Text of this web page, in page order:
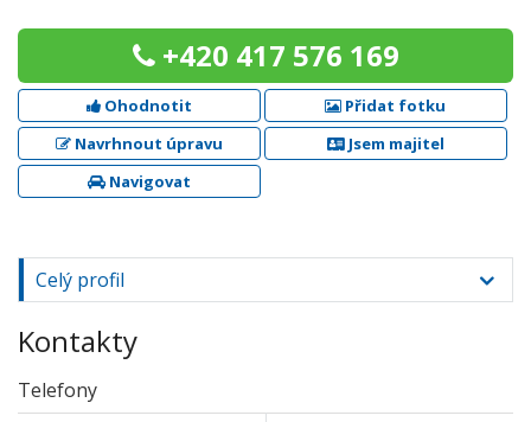
+420 417 576 169
Ohodnotit
Přidat fotku
Navrhnout úpravu
Jsem majitel
Navigovat
Celý profil
Kontakty
Telefony